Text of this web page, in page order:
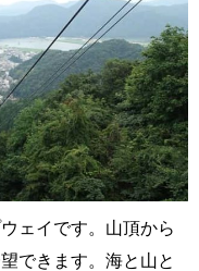
ェイです。山頂から
できます。海と山と